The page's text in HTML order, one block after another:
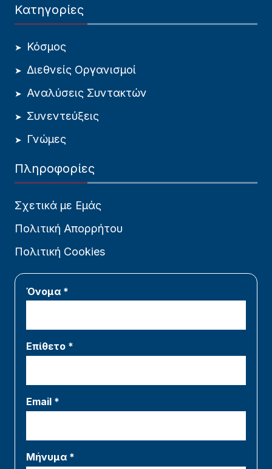
Κατηγορίες
Κόσμος
Διεθνείς Οργανισμοί
Αναλύσεις Συντακτών
Συνεντεύξεις
Γνώμες
Πληροφορίες
Σχετικά με Εμάς
Πολιτική Απορρήτου
Πολιτική Cookies
Όνομα *
Επίθετο *
Email *
Μήνυμα *